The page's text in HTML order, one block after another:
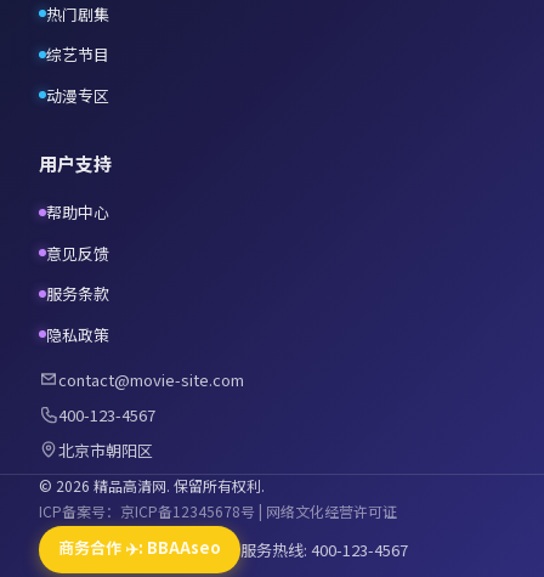
热门剧集
综艺节目
动漫专区
用户支持
帮助中心
意见反馈
服务条款
隐私政策
contact@movie-site.com
400-123-4567
北京市朝阳区
© 2026 精品高清网. 保留所有权利.
ICP备案号：京ICP备12345678号 | 网络文化经营许可证
商务合作 ✈️: BBAAseo 服务热线: 400-123-4567